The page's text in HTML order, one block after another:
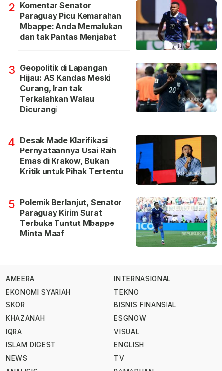
2 Komentar Senator
Paraguay Picu Kemarahan
Mbappe: Anda Memalukan
dan tak Pantas Menjabat
3 Geopolitik di Lapangan
Hijau: AS Kandas Meski
Curang, Iran tak
Terkalahkan Walau
Dicurangi
4 Desak Made Klarifikasi
Pernyataannya Usai Raih
Emas di Krakow, Bukan
Kritik untuk Pihak Tertentu
5 Polemik Berlanjut, Senator
Paraguay Kirim Surat
Terbuka Tuntut Mbappe
Minta Maaf
AMEERA
EKONOMI SYARIAH
SKOR
KHAZANAH
IQRA
ISLAM DIGEST
NEWS
INTERNASIONAL
TEKNO
BISNIS FINANSIAL
ESGNOW
VISUAL
ENGLISH
TV